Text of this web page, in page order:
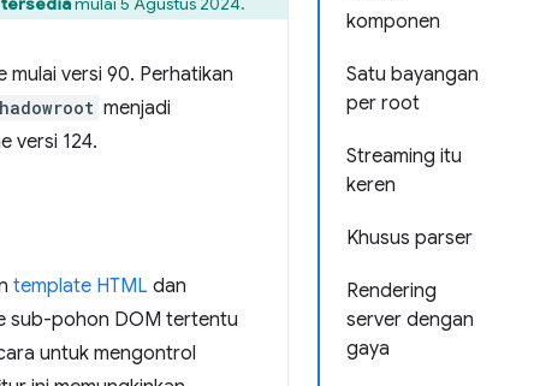
komponen
Satu bayangan
per root
Streaming itu
keren
Khusus parser
Rendering
server dengan
gaya
versi 90. Perhatikan
menjadi
versi 124.
template HTML dan
sub-pohon DOM tertentu
untuk mengontrol